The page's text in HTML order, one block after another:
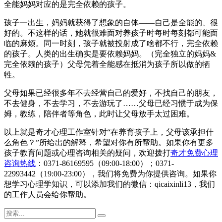
全能妈妈对应的是完全依赖的孩子。
孩子一出生，妈妈就获得了想象的自体——自己是全能的、很
好的。不这样的话，她就很难面对养孩子时每时每刻都可能面
临的麻烦。同一时刻，孩子就被投射成了啥都不行，完全依赖
的孩子。人类的出生确实是要依赖妈妈。（完全独立的妈妈&
完全依赖的孩子）父母凭着全能感在抵消为孩子所以做的牺
牲。
父母如果已经很多年不去经营自己的爱好，不找自己的朋友，
不去健身，不去学习，不去游玩了……父母已经习惯于成为保
姆，教练，陪伴者等角色，此时让父母放手太过困难。
以上就是奇才心理工作室针对“在养育孩子上，父母该承担什
么角色？”所给出的解释，希望对你有所帮助。如果你有更多
孩子教育问题或心理咨询相关的疑问，欢迎拨打奇才免费心理
咨询热线 ：0371-86169595（09:00-18:00）；0371-
22993442（19:00-23:00），我们将免费为你提供咨询。如果你
想学习心理学知识，可以添加我们的微信：qicaixinli13，我们
的工作人员会给你帮助。